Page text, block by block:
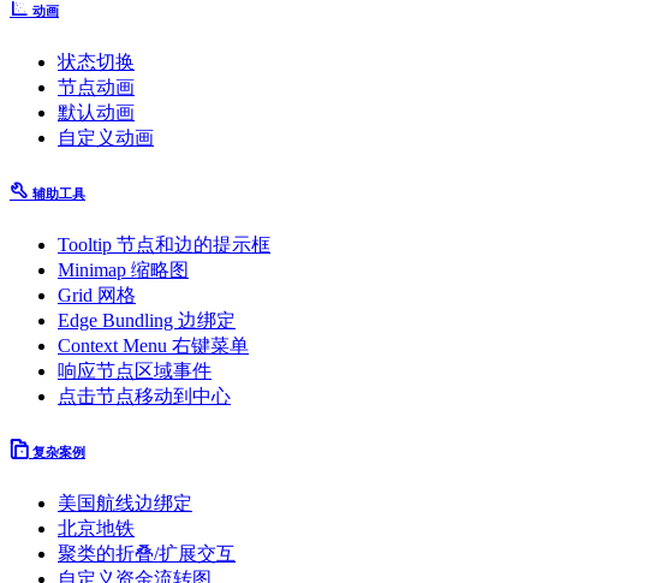
动画
状态切换
节点动画
默认动画
自定义动画
辅助工具
Tooltip 节点和边的提示框
Minimap 缩略图
Grid 网格
Edge Bundling 边绑定
Context Menu 右键菜单
响应节点区域事件
点击节点移动到中心
复杂案例
美国航线边绑定
北京地铁
聚类的折叠/扩展交互
自定义资金流转图